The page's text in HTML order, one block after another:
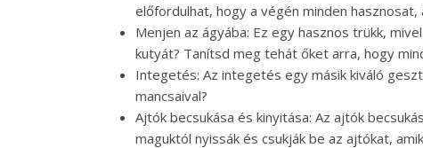
előfordulhat, hogy a végén minden
Menjen az ágyába: Ez egy hasznos trükk,
kutyát? Tanítsd meg tehát őket arra, hogy
Integetés: Az integetés egy másik kiváló
mancsaival?
Ajtók becsukása és kinyitása: Az ajtók
maguktól nyissák és csukják be az ajtókat,